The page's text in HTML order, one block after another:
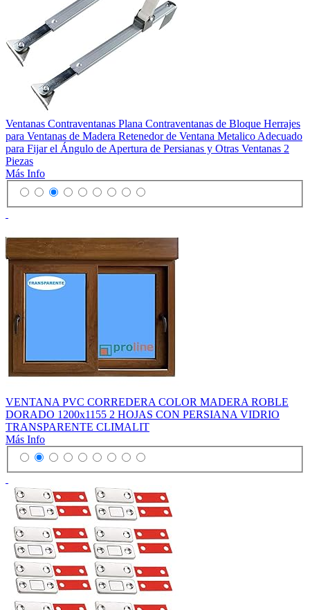
Ventanas Contraventanas Plana Contraventanas de Bloque Herrajes
para Ventanas de Madera Retenedor de Ventana Metalico Adecuado
para Fijar el Ángulo de Apertura de Persianas y Otras Ventanas 2
Piezas
Más Info
VENTANA PVC CORREDERA COLOR MADERA ROBLE
DORADO 1200x1155 2 HOJAS CON PERSIANA VIDRIO
TRANSPARENTE CLIMALIT
Más Info